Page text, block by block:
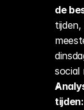
de
social
tijden: